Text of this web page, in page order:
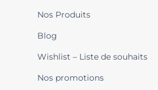
Nos Produits
Blog
Wishlist – Liste de souhaits
Nos promotions